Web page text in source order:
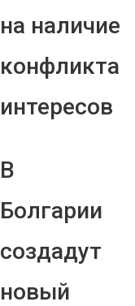
на наличие
конфликта
интересов
В
Болгарии
создадут
новый